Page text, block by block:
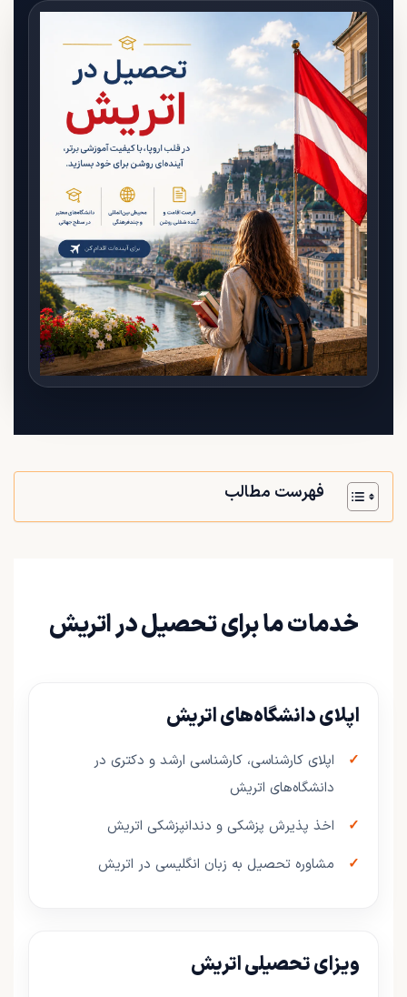
فهرست مطالب
خدمات ما برای تحصیل در اتریش
اپلای دانشگاه‌های اتریش
اپلای کارشناسی، کارشناسی ارشد و دکتری در
دانشگاه‌های اتریش
اخذ پذیرش پزشکی و دندانپزشکی اتریش
مشاوره تحصیل به زبان انگلیسی در اتریش
ویزای تحصیلی اتریش